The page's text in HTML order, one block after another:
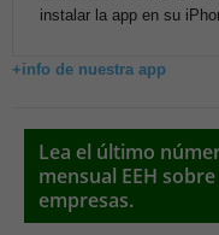
instalar la app en su
+info de nuestra app
Lea el último
mensual EEH
empresas.